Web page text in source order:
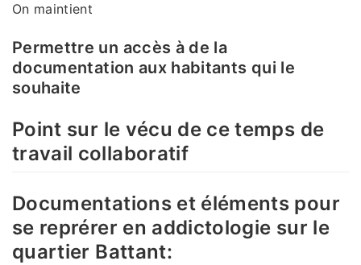
On maintient
Permettre un accès à de la
documentation aux habitants qui le
souhaite
Point sur le vécu de ce temps de
travail collaboratif
Documentations et éléments pour
se reprérer en addictologie sur le
quartier Battant: